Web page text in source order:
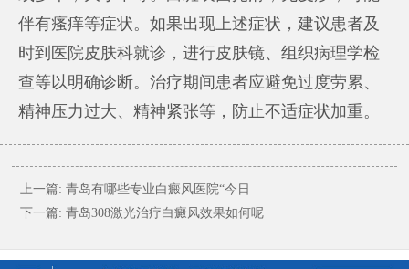
伴有瘙痒等症状。如果出现上述症状，建议患者及
时到医院皮肤科就诊，进行皮肤镜、组织病理学检
查等以明确诊断。治疗期间患者应避免过度劳累、
精神压力过大、精神紧张等，防止不适症状加重。
上一篇: 青岛有哪些专业白癜风医院“今日
下一篇: 青岛308激光治疗白癜风效果如何呢